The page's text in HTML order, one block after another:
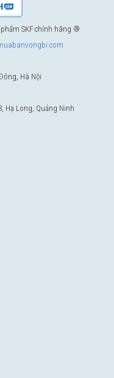
SKF chính hãng ®
Hà Nội
Hạ Long, Quảng Ninh